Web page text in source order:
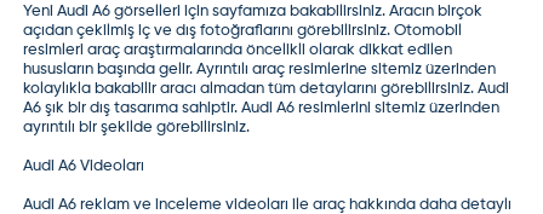
Yeni Audi A6 görselleri için sayfamıza bakabilirsiniz. Aracın birçok
açıdan çekilmiş iç ve dış fotoğraflarını görebilirsiniz. Otomobil
resimleri araç araştırmalarında öncelikli olarak dikkat edilen
hususların başında gelir. Ayrıntılı araç resimlerine sitemiz üzerinden
kolaylıkla bakabilir aracı almadan tüm detaylarını görebilirsiniz. Audi
A6 şık bir dış tasarıma sahiptir. Audi A6 resimlerini sitemiz üzerinden
ayrıntılı bir şekilde görebilirsiniz.
Audi A6 Videoları
Audi A6 reklam ve inceleme videoları ile araç hakkında daha detaylı